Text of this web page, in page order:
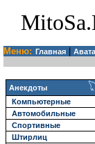
Меню: Главная
Анекдоты
Компьютерные
Автомобильные
Спортивные
Штирлиц